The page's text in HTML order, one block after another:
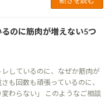
のに筋肉が増えない5つ
レしているのに、なぜか筋肉が
も回数も頑張っているのに、
わらない」 このようなご相談